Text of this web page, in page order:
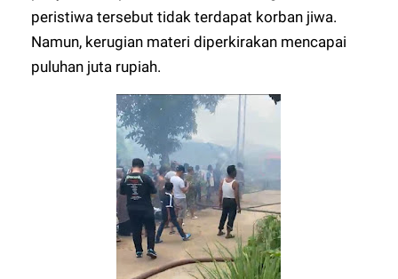
peristiwa tersebut tidak terdapat korban jiwa.
Namun, kerugian materi diperkirakan mencapai
puluhan juta rupiah.